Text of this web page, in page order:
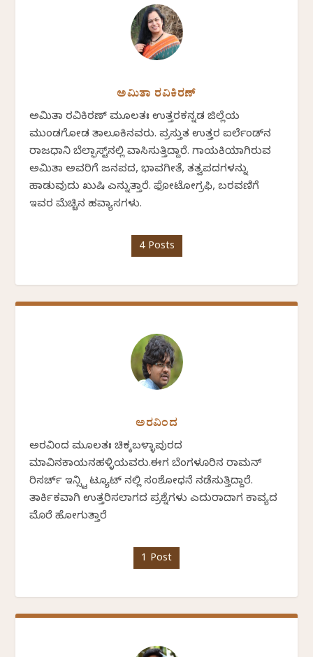
ಅಮಿತಾ ರವಿಕಿರಣ್
ಅಮಿತಾ ರವಿಕಿರಣ್ ಮೂಲತಃ ಉತ್ತರಕನ್ನಡ ಜಿಲ್ಲೆಯ
ಮುಂಡಗೋಡ ತಾಲೂಕಿನವರು. ಪ್ರಸ್ತುತ ಉತ್ತರ ಐರ್ಲೆಂಡ್‌ನ
ರಾಜಧಾನಿ ಬೆಲ್ಫಾಸ್ಟ್‌ನಲ್ಲಿ ವಾಸಿಸುತ್ತಿದ್ದಾರೆ. ಗಾಯಕಿಯಾಗಿರುವ
ಅಮಿತಾ ಅವರಿಗೆ ಜನಪದ, ಭಾವಗೀತೆ, ತತ್ವಪದಗಳನ್ನು
ಹಾಡುವುದು ಖುಷಿ ಎನ್ನುತ್ತಾರೆ. ಫೋಟೋಗ್ರಫಿ, ಬರವಣಿಗೆ
ಇವರ ಮೆಚ್ಚಿನ ಹವ್ಯಾಸಗಳು.
4 Posts
ಅರವಿಂದ
ಅರವಿಂದ ಮೂಲತಃ ಚಿಕ್ಕಬಳ್ಳಾಪುರದ
ಮಾವಿನಕಾಯನಹಳ್ಳಿಯವರು.ಈಗ ಬೆಂಗಳೂರಿನ ರಾಮನ್
ರಿಸರ್ಚ್ ಇನ್ಸ್ಟಿ ಟ್ಯೂಟ್ ನಲ್ಲಿ ಸಂಶೋಧನೆ ನಡೆಸುತ್ತಿದ್ದಾರೆ.
ತಾರ್ಕಿಕವಾಗಿ ಉತ್ತರಿಸಲಾಗದ ಪ್ರಶ್ನೆಗಳು ಎದುರಾದಾಗ ಕಾವ್ಯದ
ಮೊರೆ ಹೋಗುತ್ತಾರೆ
1 Post